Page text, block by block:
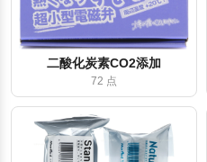
二酸化炭素CO2添加
72 点